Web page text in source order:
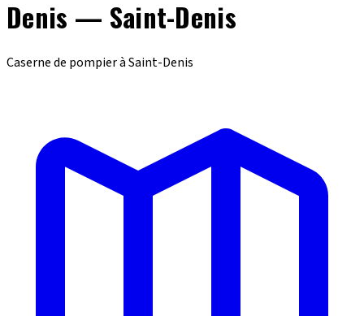
Denis — Saint-Denis
Caserne de pompier à Saint-Denis